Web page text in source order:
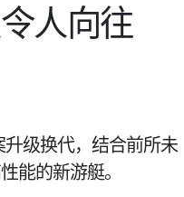
人向往
级换代，结合前所未
能的新游艇。